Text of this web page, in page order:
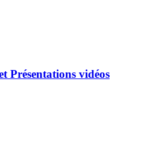
Présentations vidéos